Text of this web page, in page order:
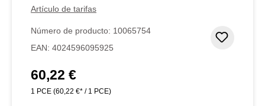
Artículo de tarifas
Número de producto: 10065754
EAN: 4024596095925
Precio normal:
60,22 €
1 PCE (60,22 €* / 1 PCE)